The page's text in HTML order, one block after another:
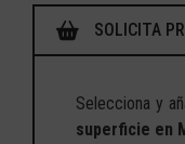
SOLICITA
Selecciona y
superficie en